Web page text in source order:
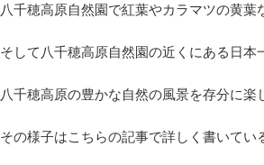
八千穂高原自然園で紅葉やカラマツの黄葉
そして八千穂高原自然園の近くにある日本
八千穂高原の豊かな自然の風景を存分に楽
その様子はこちらの記事で詳しく書いてい